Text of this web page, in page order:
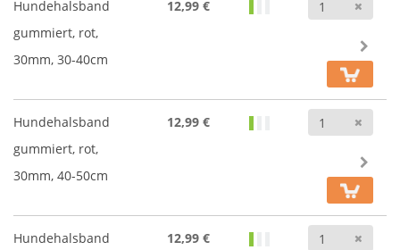
Hundehalsband
gummiert, rot,
30mm, 30-40cm
12,99 €
Hundehalsband
gummiert, rot,
30mm, 40-50cm
12,99 €
Hundehalsband 12,99 €